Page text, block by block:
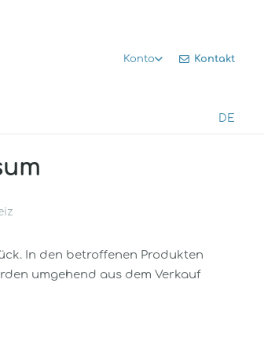
Konto Kontakt
DE
In den betroffenen Produkten
umgehend aus dem Verkauf